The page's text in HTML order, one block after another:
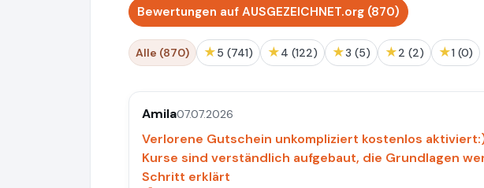
Bewertungen auf AUSGEZEICHNET.org (870)
Alle (870) ★ 5 (741) ★ 4 (122) ★ 3 (5) ★ 2 (2) ★ 1 (0)
Amila07.07.2026
Verlorene Gutschein unkompliziert kostenlos
Kurse sind verständlich aufgebaut, die Grundlagen
Schritt erklärt